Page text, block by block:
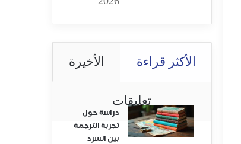
الأكثر قراءة الأخيرة
تعليقات
دراسة حول
تجربة الترجمة
بين السرد